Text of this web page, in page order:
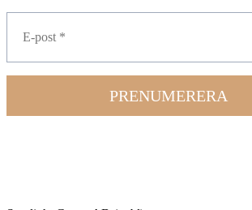
PRENUMERERA